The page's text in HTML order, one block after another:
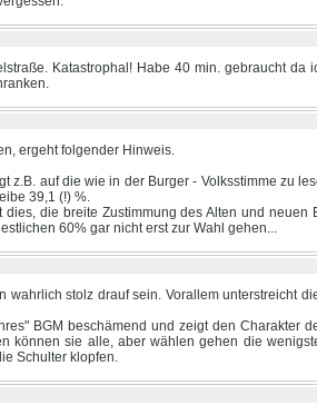
Katastrophal! Habe 40 min. gebraucht da
ergeht folgender Hinweis.
z.B. auf die wie in der Burger - Volksstimme zu
39,1 (!) %.
die breite Zustimmung des Alten und neuen
60% gar nicht erst zur Wahl gehen...
stolz drauf sein. Vorallem unterstreicht
BGM beschämend und zeigt den Charakter
können sie alle, aber wählen gehen die
Schulter klopfen.